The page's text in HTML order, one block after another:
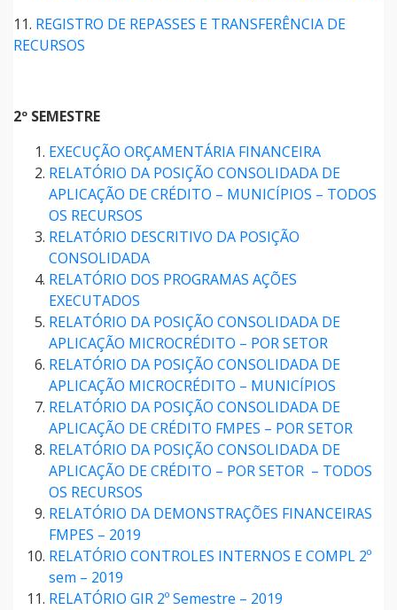
11. REGISTRO DE REPASSES E TRANSFERÊNCIA DE
RECURSOS
2º SEMESTRE
EXECUÇÃO ORÇAMENTÁRIA FINANCEIRA
RELATÓRIO DA POSIÇÃO CONSOLIDADA DE
APLICAÇÃO DE CRÉDITO – MUNICÍPIOS – TODOS
OS RECURSOS
RELATÓRIO DESCRITIVO DA POSIÇÃO
CONSOLIDADA
RELATÓRIO DOS PROGRAMAS AÇÕES
EXECUTADOS
RELATÓRIO DA POSIÇÃO CONSOLIDADA DE
APLICAÇÃO MICROCRÉDITO – POR SETOR
RELATÓRIO DA POSIÇÃO CONSOLIDADA DE
APLICAÇÃO MICROCRÉDITO – MUNICÍPIOS
RELATÓRIO DA POSIÇÃO CONSOLIDADA DE
APLICAÇÃO DE CRÉDITO FMPES – POR SETOR
RELATÓRIO DA POSIÇÃO CONSOLIDADA DE
APLICAÇÃO DE CRÉDITO – POR SETOR – TODOS
OS RECURSOS
RELATÓRIO DA DEMONSTRAÇÕES FINANCEIRAS
FMPES – 2019
RELATÓRIO CONTROLES INTERNOS E COMPL 2º
sem – 2019
RELATÓRIO GIR 2º Semestre – 2019